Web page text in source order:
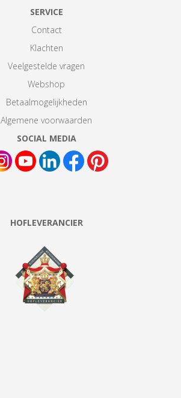
SERVICE
Contact
Klachten
Veelgestelde vragen
Webshop
Betaalmogelijkheden
Algemene voorwaarden
SOCIAL MEDIA
HOFLEVERANCIER